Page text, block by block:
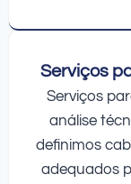
Serviços
Serviços
análise
definimos
adequados